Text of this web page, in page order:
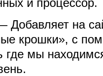
и процессор.
Добавляет на
крошки», с
где мы